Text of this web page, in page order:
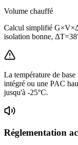
Volume chauffé
Calcul simplifié
isolation bonne,
La température de
intégré ou une PAC
jusqu'à -25°C.
Réglementation